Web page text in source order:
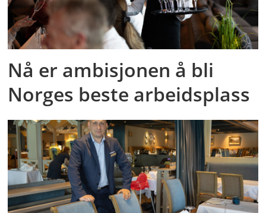
Nå er ambisjonen å bli
Norges beste arbeidsplass